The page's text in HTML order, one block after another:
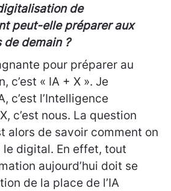
de
peut-elle préparer aux
demain ?
pour préparer au
c’est « IA + X ». Je
c’est l’Intelligence
c’est nous. La question
alors de savoir comment on
digital. En effet, tout
aujourd’hui doit se
de la place de l’IA